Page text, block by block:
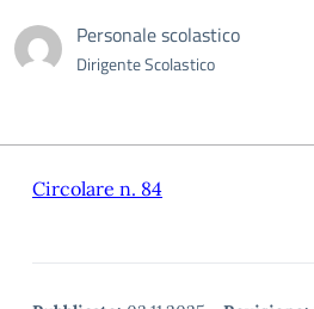
Personale scolastico
Dirigente Scolastico
Circolare n. 84